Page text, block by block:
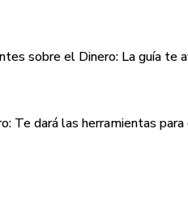
sobre el Dinero: La guía te
Te dará las herramientas